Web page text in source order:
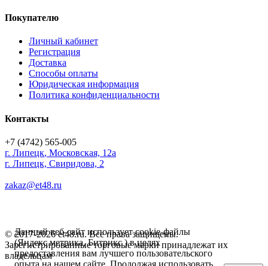
Покупателю
Личный кабинет
Регистрация
Доставка
Способы оплаты
Юридическая информация
Политика конфиденциальности
Контакты
+7 (4742) 565-005
г. Липецк, Московская, 12а
г. Липецк, Свиридова, 2
zakaz@et48.ru
© 2017-2026 et48.ru. Все права защищены.
Зарегистрированные торговые марки принадлежат их
владельцам
Данный веб-сайт использует cookie-файлы
(Яндекс метрика, Битрикс ) в целях
предоставления вам лучшего пользовательского
опыта на нашем сайте. Продолжая использовать